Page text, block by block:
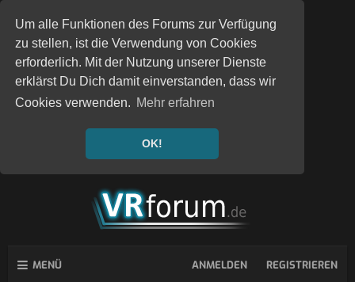
Um alle Funktionen des Forums zur Verfügung
zu stellen, ist die Verwendung von Cookies
erforderlich. Mit der Nutzung unserer Dienste
erklärst Du Dich damit einverstanden, dass wir
Cookies verwenden. Mehr erfahren
OK!
MENÜ ANMELDEN REGISTRIEREN